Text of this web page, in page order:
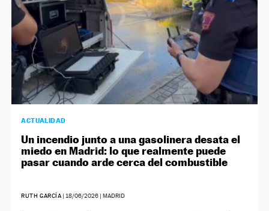
ACTUALIDAD
Un incendio junto a una gasolinera desata el
miedo en Madrid: lo que realmente puede
pasar cuando arde cerca del combustible
RUTH GARCÍA |18/06/2026 | MADRID